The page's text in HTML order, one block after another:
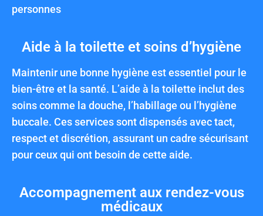
personnes
Aide à la toilette et soins d’hygiène
Maintenir une bonne hygiène est essentiel pour le
bien-être et la santé. L’aide à la toilette inclut des
soins comme la douche, l’habillage ou l’hygiène
buccale. Ces services sont dispensés avec tact,
respect et discrétion, assurant un cadre sécurisant
pour ceux qui ont besoin de cette aide.
Accompagnement aux rendez-vous
médicaux